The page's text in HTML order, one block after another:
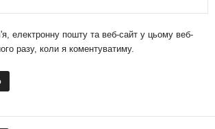
електронну пошту та веб-сайт у цьому веб-
разу, коли я коментуватиму.